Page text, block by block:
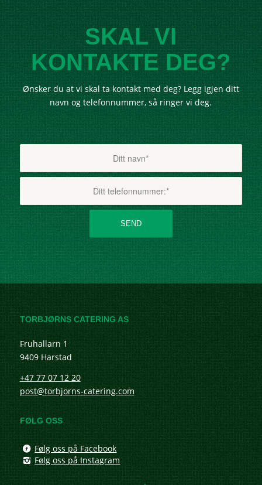
SKAL VI
KONTAKTE DEG?
Ønsker du at vi skal ta kontakt med deg? Legg igjen ditt
navn og telefonnummer, så ringer vi deg.
TORBJØRNS CATERING AS
Fruhallarn 1
9409 Harstad
+47 77 07 12 20
post@torbjorns-catering.com
FØLG OSS
Følg oss på Facebook
Følg oss på Instagram